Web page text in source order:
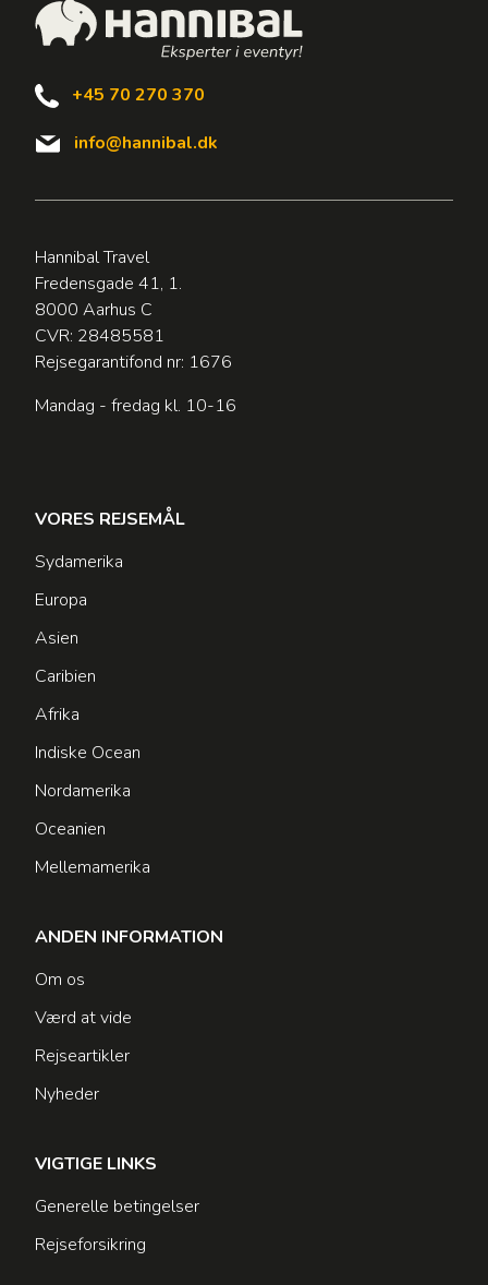
+45 70 270 370
info@hannibal.dk
Hannibal Travel
Fredensgade 41, 1.
8000 Aarhus C
CVR: 28485581
Rejsegarantifond nr: 1676
Mandag - fredag kl. 10-16
VORES REJSEMÅL
Sydamerika
Europa
Asien
Caribien
Afrika
Indiske Ocean
Nordamerika
Oceanien
Mellemamerika
ANDEN INFORMATION
Om os
Værd at vide
Rejseartikler
Nyheder
VIGTIGE LINKS
Generelle betingelser
Rejseforsikring